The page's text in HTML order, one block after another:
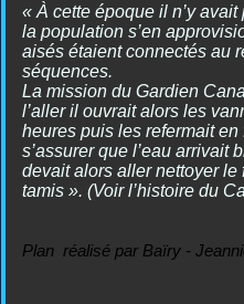
« À cette époque il n’y
la population s’en
aisés étaient connectés au
séquences.
La mission du Gardien
l’aller il ouvrait alors les
heures puis les refermait
s’assurer que l’eau arrivait
devait alors aller nettoyer le
tamis ». (Voir l’histoire du
Plan réalisé par Baïry -